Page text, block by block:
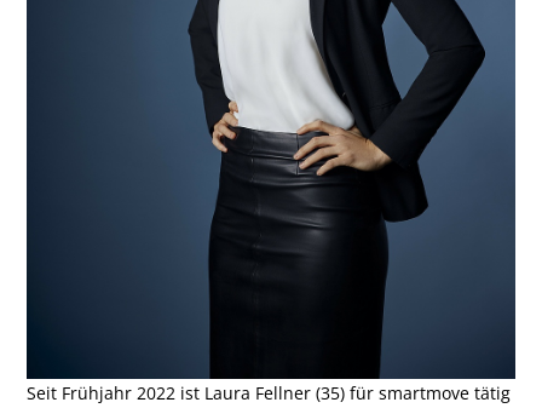
Seit Frühjahr 2022 ist Laura Fellner (35) für smartmove tätig